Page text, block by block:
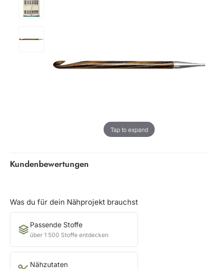
Tap to expand
Kundenbewertungen
Was du für dein Nähprojekt brauchst
Passende Stoffe
über 1 500 Stoffe entdecken
Nähzutaten